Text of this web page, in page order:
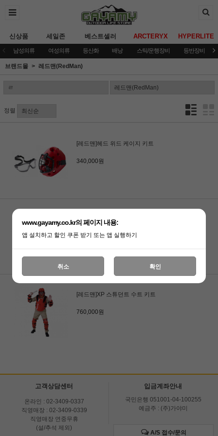
신상품 세일존 베스트셀러 ARCTERYX HYPERLITE
남성의류 여성의류 등산화 배낭 스틱/운행장비 등반장비
브랜드몰 레드맨(RedMan)
정렬
[레드맨]헤드 위드 케이지 키트
340,000원
[레드맨]인한스드 헤드 어셈블리 L 사이즈
오픈 키트
590,000원
[레드맨]XP 스튜던트 수트 키트
760,000원
고객상담센터
온라인 : 02-3409-0337
직영매장 : 02-3409-0339
직영매장 연중무휴
(설/추석 제외)
입금계좌안내
국민은행 051001-04-100255
예금주 : (주)가야미
A/S 접수/문의
www.gayamy.co.kr의 페이지 내용:
앱 설치하고 할인 쿠폰 받기 또는 앱 실행하기
취소 확인